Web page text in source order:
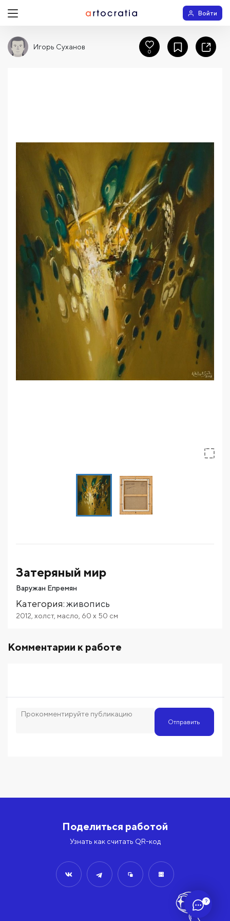
?
Войти
Затеряный мир
Варужан Епремян
Категория:живопись
2012 холст, масло 60 x 50 см
Комментарии к работе
Отправить
Игорь Суханов
0
Поделиться работой
Узнать как считать QR-код